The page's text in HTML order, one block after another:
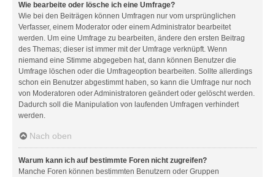
Wie bearbeite oder lösche ich eine Umfrage?
Wie bei den Beiträgen können Umfragen nur vom ursprünglichen
Verfasser, einem Moderator oder einem Administrator bearbeitet
werden. Um eine Umfrage zu bearbeiten, ändere den ersten Beitrag
des Themas; dieser ist immer mit der Umfrage verknüpft. Wenn
niemand eine Stimme abgegeben hat, dann können Benutzer die
Umfrage löschen oder die Umfrageoption bearbeiten. Sollte allerdings
schon ein Benutzer abgestimmt haben, so kann die Umfrage nur noch
von Moderatoren oder Administratoren geändert oder gelöscht werden.
Dadurch soll die Manipulation von laufenden Umfragen verhindert
werden.
Nach oben
Warum kann ich auf bestimmte Foren nicht zugreifen?
Manche Foren können bestimmten Benutzern oder Gruppen